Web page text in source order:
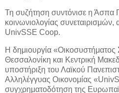
Τη συζήτηση συντόνισε η Άσπα
κοινωνιολογίας
UnivSSE Coop.
Η δημιουργία «Οικοσυστήματος
Θεσσαλονίκη και Κεντρική
υποστήριξη του Λαϊκού
Αλληλέγγυας Οικονομίας
συγχρηματοδότηση της